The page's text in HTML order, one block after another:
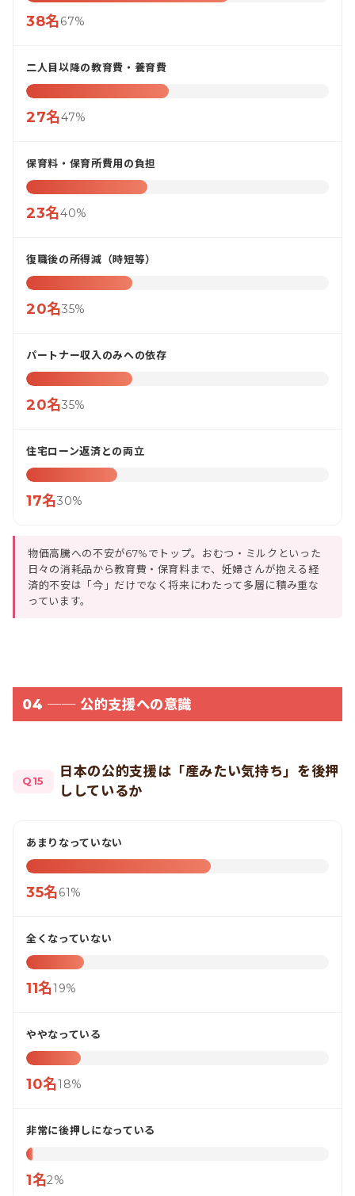
38名67%
二人目以降の教育費・養育費
27名47%
保育料・保育所費用の負担
23名40%
復職後の所得減（時短等）
20名35%
パートナー収入のみへの依存
20名35%
住宅ローン返済との両立
17名30%
物価高騰への不安が67%でトップ。おむつ・ミルクといった
日々の消耗品から教育費・保育料まで、妊婦さんが抱える経
済的不安は「今」だけでなく将来にわたって多層に積み重な
っています。
04 ── 公的支援への意識
Q15
日本の公的支援は「産みたい気持ち」を後押
ししているか
あまりなっていない
35名61%
全くなっていない
11名19%
ややなっている
10名18%
非常に後押しになっている
1名2%